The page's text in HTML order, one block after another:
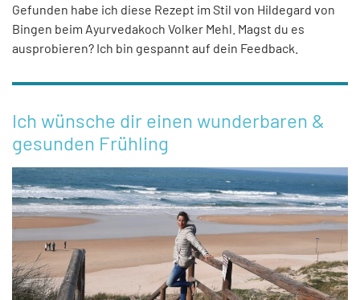
Gefunden habe ich diese Rezept im Stil von Hildegard von
Bingen beim Ayurvedakoch Volker Mehl. Magst du es
ausprobieren? Ich bin gespannt auf dein Feedback.
Ich wünsche dir einen wunderbaren &
gesunden Frühling